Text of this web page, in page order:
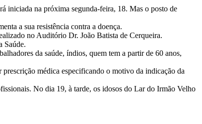
iniciada na próxima segunda-feira, 18. Mas o posto de
a sua resistência contra a doença.
no Auditório Dr. João Batista de Cerqueira.
Saúde.
da saúde, índios, quem tem a partir de 60 anos,
prescrição médica especificando o motivo da indicação da
No dia 19, à tarde, os idosos do Lar do Irmão Velho